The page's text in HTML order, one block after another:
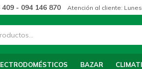
BAZAR
- 094 146 870 Atención al cliente: